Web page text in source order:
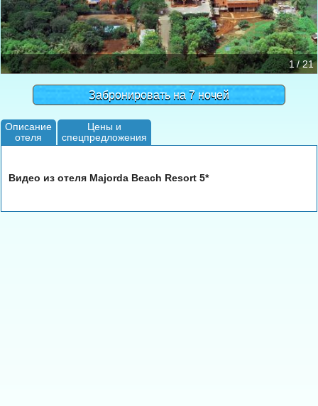
1 / 21
Забронировать на 7 ночей
Описание
отеля
Цены и
спецпредложения
Видео из отеля Majorda Beach Resort 5*